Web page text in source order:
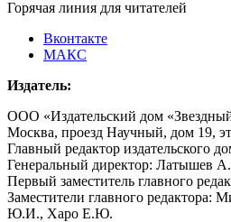
Горячая линия для читателей
Вконтакте
МАКС
Издатель:
ООО «Издательский дом «Звездный
Москва, проезд Научный, дом 19,
Главный редактор издательского
Генеральный директор: Латышев
Первый заместитель главного
Заместители главного
Ю.И., Харо Е.Ю.